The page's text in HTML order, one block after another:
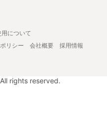
について
リシー 会社概要
採用情報
rights reserved.